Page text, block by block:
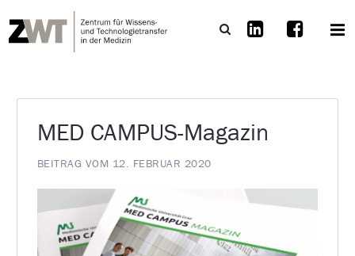
MED CAMPUS-Magazin
BEITRAG VOM 12. FEBRUAR 2020